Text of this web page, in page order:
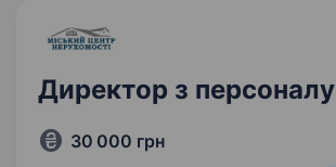
Директор з персоналу
30 000 грн